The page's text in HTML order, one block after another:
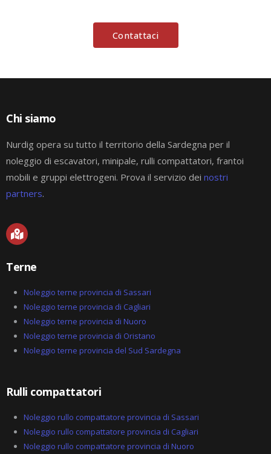
Contattaci
Chi siamo
Nurdig opera su tutto il territorio della Sardegna per il
noleggio di escavatori, minipale, rulli compattatori, frantoi
mobili e gruppi elettrogeni. Prova il servizio dei nostri
partners.
M
a
p
m
r
k
d
-
a
Terne
Noleggio terne provincia di Sassari
Noleggio terne provincia di Cagliari
Noleggio terne provincia di Nuoro
Noleggio terne provincia di Oristano
Noleggio terne provincia del Sud Sardegna
Rulli compattatori
Noleggio rullo compattatore provincia di Sassari
Noleggio rullo compattatore provincia di Cagliari
Noleggio rullo compattatore provincia di Nuoro